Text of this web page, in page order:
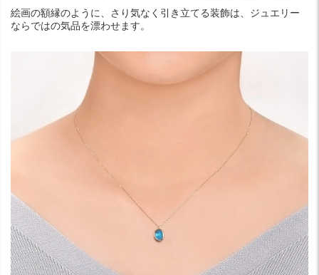
絵画の額縁のように、さり気なく引き立てる装飾は、ジュエリー
ならではの気品を漂わせます。